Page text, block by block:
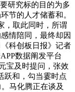
研究标的目的为多
节的人才储蓄和。
，取此同时，所谓
情陪同，最终却因
科创板日报》记者
数据阐发平台
宝及时提问，张效
跃和，勾当霎时点
马化腾正在谈及